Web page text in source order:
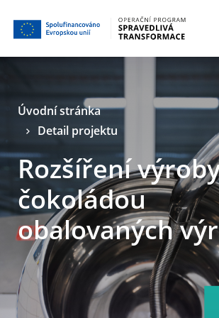
Úvodní stránka
Detail projektu
Rozšíření
čokoládou
obalovaných